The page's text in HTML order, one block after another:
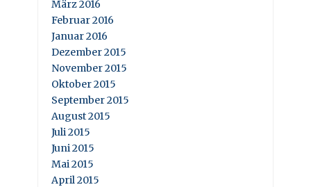
März 2016
Februar 2016
Januar 2016
Dezember 2015
November 2015
Oktober 2015
September 2015
August 2015
Juli 2015
Juni 2015
Mai 2015
April 2015